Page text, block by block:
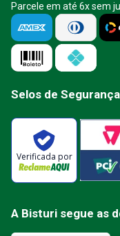
Parcele em até 6x sem
Selos de Segurança
Verificada por
A Bisturi segue as